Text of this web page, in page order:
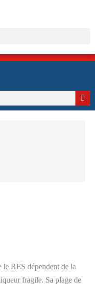
le RES dépendent de la
fragile. Sa plage de